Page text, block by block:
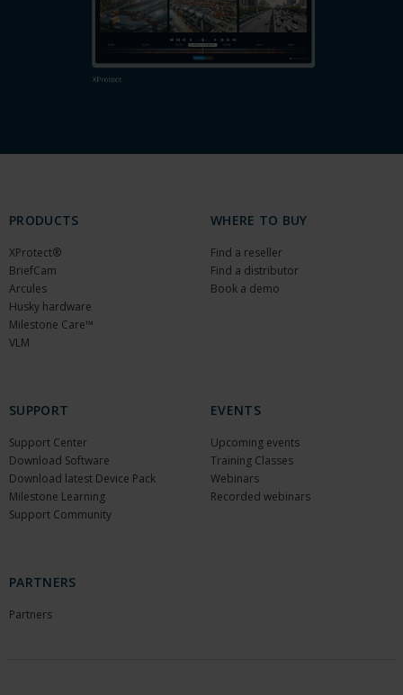
PRODUCTS
XProtect®
BriefCam
Arcules
Husky hardware
Milestone Care™
VLM
WHERE TO BUY
Find a reseller
Find a distributor
Book a demo
SUPPORT
Support Center
Download Software
Download latest Device Pack
Milestone Learning
Support Community
EVENTS
Upcoming events
Training Classes
Webinars
Recorded webinars
PARTNERS
Partners